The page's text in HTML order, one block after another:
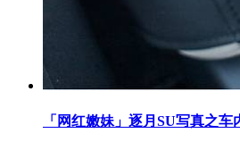
「网红嫩妹」逐月SU写真之车